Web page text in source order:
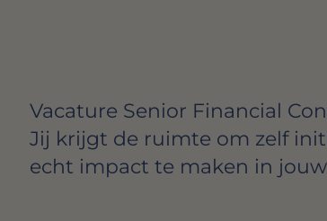
Vacature Senior Financial
Jij krijgt de ruimte om zelf
echt impact te maken in